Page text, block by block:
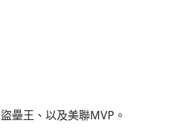
壘王、以及美聯MVP。